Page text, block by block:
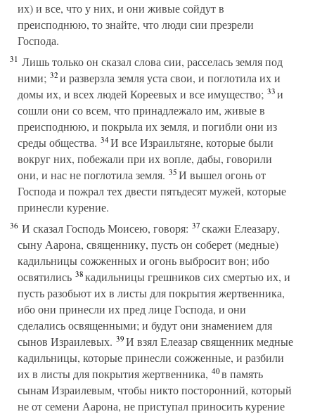
их) и все, что у них, и они живые сойдут в
преисподнюю, то знайте, что люди сии презрели
Господа.
31 Лишь только он сказал слова сии, расселась земля под
ними; 32и разверзла земля уста свои, и поглотила их и
домы их, и всех людей Кореевых и все имущество; 33и
сошли они со всем, что принадлежало им, живые в
преисподнюю, и покрыла их земля, и погибли они из
среды общества. 34И все Израильтяне, которые были
вокруг них, побежали при их вопле, дабы, говорили
они, и нас не поглотила земля. 35И вышел огонь от
Господа и пожрал тех двести пятьдесят мужей, которые
принесли курение.
36 И сказал Господь Моисею, говоря: 37скажи Елеазару,
сыну Аарона, священнику, пусть он соберет (медные)
кадильницы сожженных и огонь выбросит вон; ибо
освятились 38кадильницы грешников сих смертью их, и
пусть разобьют их в листы для покрытия жертвенника,
ибо они принесли их пред лице Господа, и они
сделались освященными; и будут они знамением для
сынов Израилевых. 39И взял Елеазар священник медные
кадильницы, которые принесли сожженные, и разбили
их в листы для покрытия жертвенника, 40в память
сынам Израилевым, чтобы никто посторонний, который
не от семени Аарона, не приступал приносить курение